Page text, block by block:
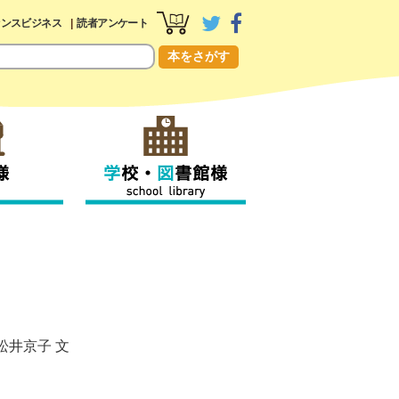
スビジネス 読者アンケート
本をさがす
井京子 文